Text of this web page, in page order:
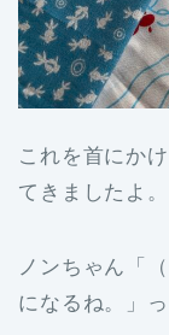
これを首にか
てきましたよ。
ノンちゃん「
になるね。」